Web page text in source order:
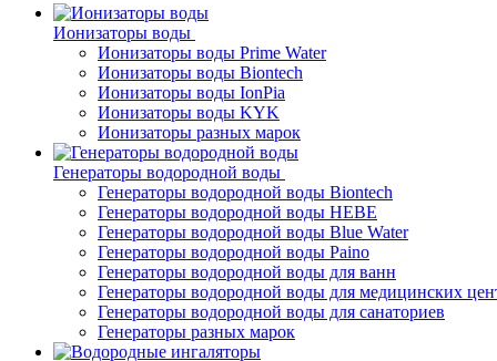
Ионизаторы воды
Ионизаторы воды Prime Water
Ионизаторы воды Biontech
Ионизаторы воды IonPia
Ионизаторы воды KYK
Ионизаторы разных марок
Генераторы водородной воды
Генераторы водородной воды Biontech
Генераторы водородной воды HEBE
Генераторы водородной воды Blue Water
Генераторы водородной воды Paino
Генераторы водородной воды для ванн
Генераторы водородной воды для медицинских
Генераторы водородной воды для санаториев
Генераторы разных марок